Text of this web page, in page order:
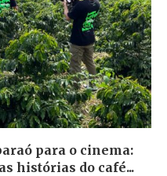
para o cinema:
histórias do café...